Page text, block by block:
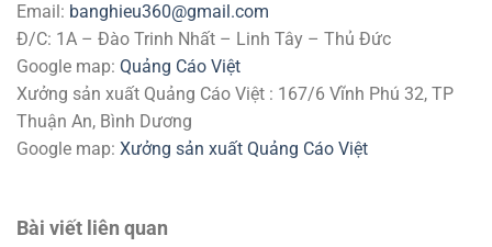
Email: banghieu360@gmail.com
Đ/C: 1A – Đào Trinh Nhất – Linh Tây – Thủ Đức
Google map: Quảng Cáo Việt
Xưởng sản xuất Quảng Cáo Việt : 167/6 Vĩnh Phú 32, TP
Thuận An, Bình Dương
Google map: Xưởng sản xuất Quảng Cáo Việt
Bài viết liên quan